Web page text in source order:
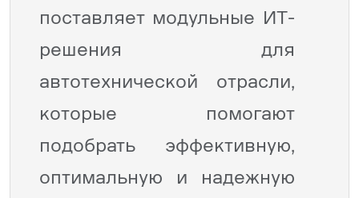
поставляет модульные ИТ-
решения для
автотехнической отрасли,
которые помогают
подобрать эффективную,
оптимальную и надежную